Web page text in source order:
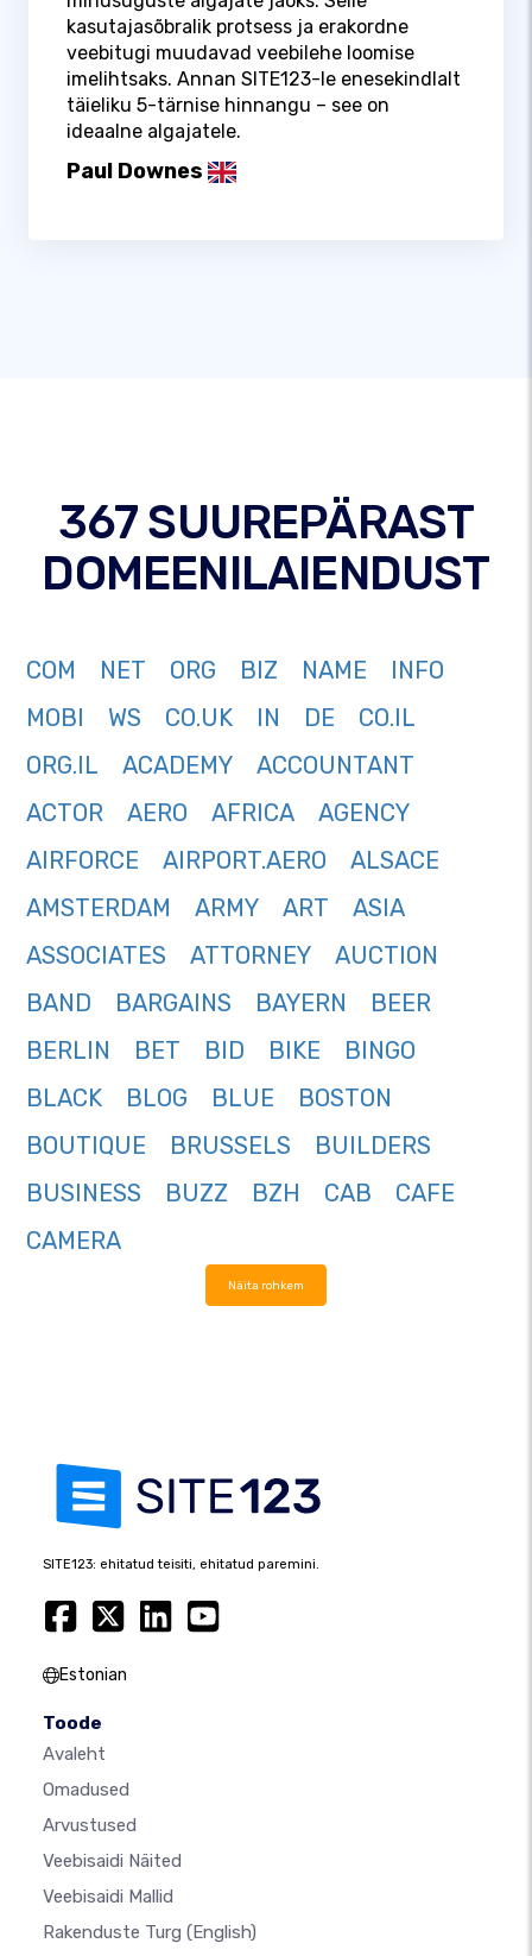
kasutajasõbralik protsess ja erakordne
veebitugi muudavad veebilehe loomise
imelihtsaks. Annan SITE123-le enesekindlalt
täieliku 5-tärnise hinnangu – see on
ideaalne algajatele.
Paul Downes
367 SUUREPÄRAST
DOMEENILAIENDUST
COM NET ORG BIZ NAME
INFO
MOBI
WS CO.UK IN DE
CO.IL
ORG.IL
ACADEMY
ACCOUNTANT
ACTOR
AERO AFRICA
AGENCY
AIRFORCE
AIRPORT.AERO
ALSACE
AMSTERDAM
ARMY ART
ASIA
ASSOCIATES
ATTORNEY
AUCTION
BAND
BARGAINS BAYERN
BEER
BERLIN
BET BID BIKE
BINGO
BLACK
BLOG BLUE
BOSTON
BOUTIQUE
BRUSSELS
BUILDERS
BUSINESS
BUZZ BZH CAB
CAFE
CAMERA
Näita rohkem
SITE123: ehitatud teisiti, ehitatud paremini.
Estonian
Toode
Avaleht
Omadused
Arvustused
Veebisaidi Näited
Veebisaidi Mallid
Rakenduste Turg (English)